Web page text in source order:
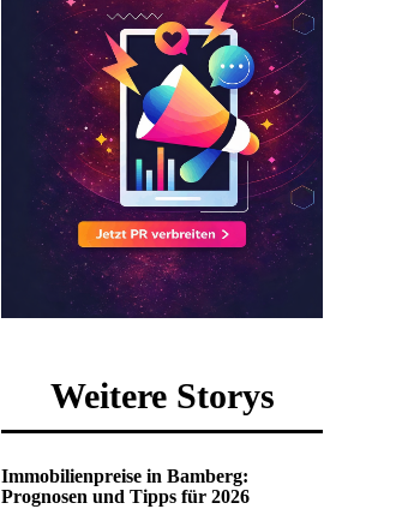
Weitere Storys
Immobilienpreise in Bamberg:
Prognosen und Tipps für 2026